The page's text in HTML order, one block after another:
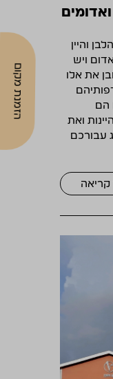
הזמנת מקום
והיין
ויש
את אלו
הם
ואת
עבורכם